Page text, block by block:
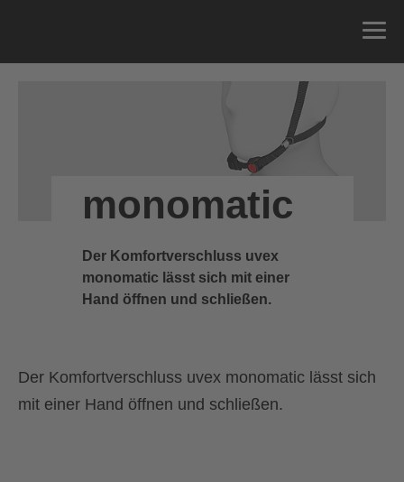
monomatic
Der Komfortverschluss uvex
monomatic lässt sich mit einer
Hand öffnen und schließen.
Der Komfortverschluss uvex monomatic lässt sich
mit einer Hand öffnen und schließen.